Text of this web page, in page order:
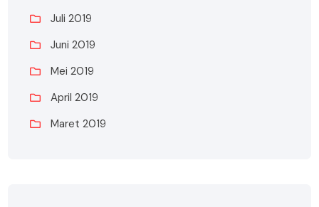
Juli 2019
Juni 2019
Mei 2019
April 2019
Maret 2019